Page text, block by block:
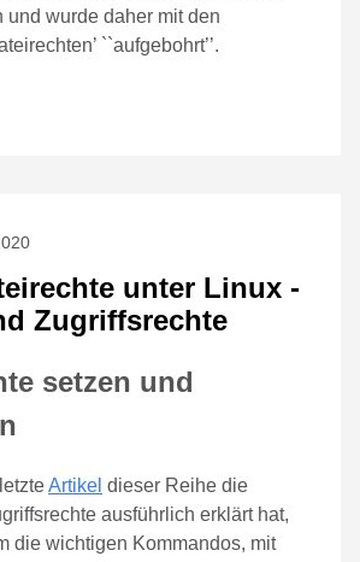
und wurde daher mit den
``aufgebohrt’’.
unter Linux -
Zugriffsrechte
setzen und
Artikel dieser Reihe die
ausführlich erklärt hat,
die wichtigen Kommandos, mit